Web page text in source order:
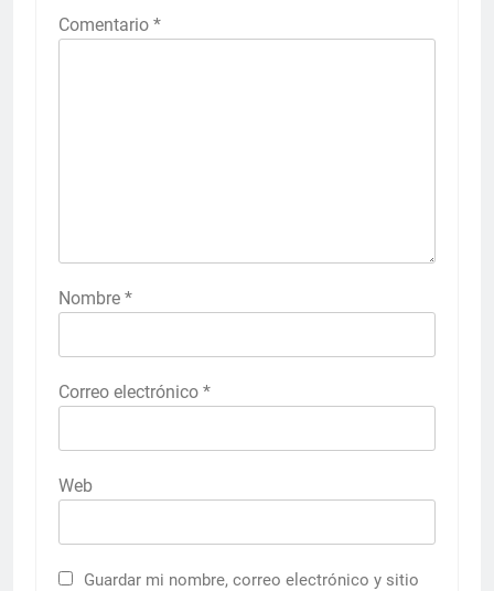
Comentario *
Nombre *
Correo electrónico *
Web
Guardar mi nombre, correo electrónico y sitio